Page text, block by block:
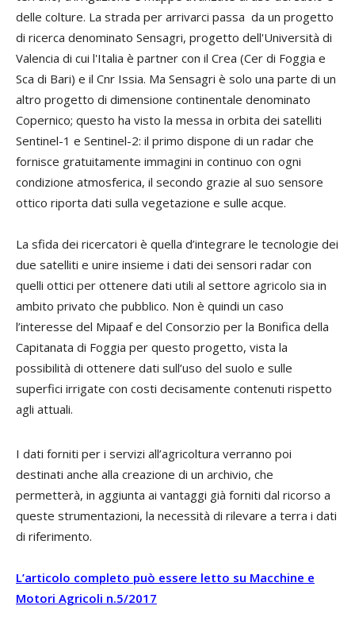
delle colture. La strada per arrivarci passa da un progetto
di ricerca denominato Sensagri, progetto dell'Università di
Valencia di cui l'Italia è partner con il Crea (Cer di Foggia e
Sca di Bari) e il Cnr Issia. Ma Sensagri è solo una parte di un
altro progetto di dimensione continentale denominato
Copernico; questo ha visto la messa in orbita dei satelliti
Sentinel-1 e Sentinel-2: il primo dispone di un radar che
fornisce gratuitamente immagini in continuo con ogni
condizione atmosferica, il secondo grazie al suo sensore
ottico riporta dati sulla vegetazione e sulle acque.
La sfida dei ricercatori è quella d’integrare le tecnologie dei
due satelliti e unire insieme i dati dei sensori radar con
quelli ottici per ottenere dati utili al settore agricolo sia in
ambito privato che pubblico. Non è quindi un caso
l’interesse del Mipaaf e del Consorzio per la Bonifica della
Capitanata di Foggia per questo progetto, vista la
possibilità di ottenere dati sull’uso del suolo e sulle
superfici irrigate con costi decisamente contenuti rispetto
agli attuali.
I dati forniti per i servizi all’agricoltura verranno poi
destinati anche alla creazione di un archivio, che
permetterà, in aggiunta ai vantaggi già forniti dal ricorso a
queste strumentazioni, la necessità di rilevare a terra i dati
di riferimento.
L’articolo completo può essere letto su Macchine e
Motori Agricoli n.5/2017